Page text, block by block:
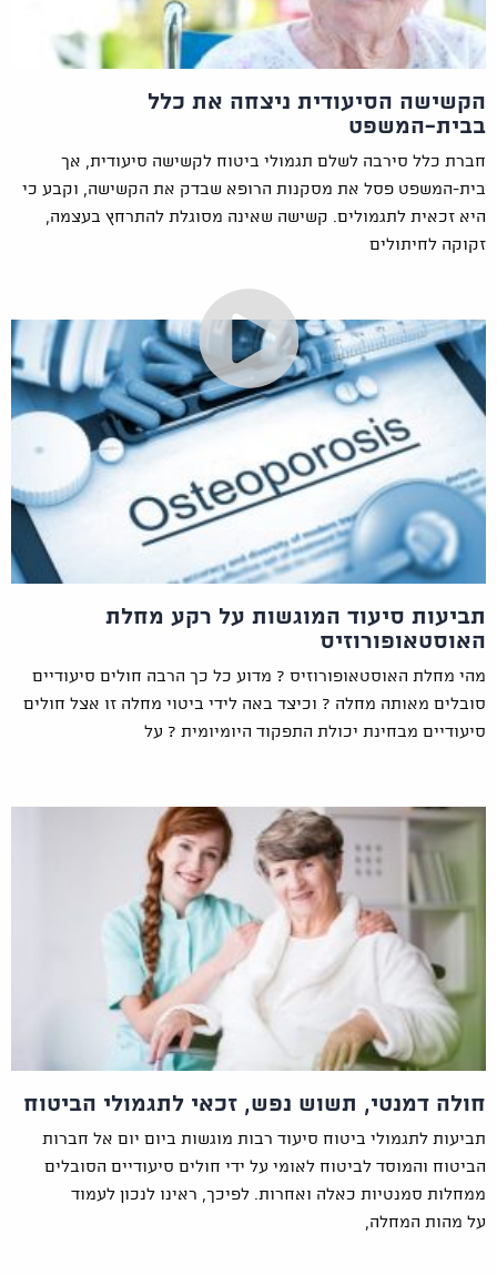
הקשישה הסיעודית ניצחה את כלל
בבית-המשפט
חברת כלל סירבה לשלם תגמולי ביטוח לקשישה סיעודית, אך
בית-המשפט פסל את מסקנות הרופא שבדק את הקשישה, וקבע כי
היא זכאית לתגמולים. קשישה שאינה מסוגלת להתרחץ בעצמה,
זקוקה לחיתולים
תביעות סיעוד המוגשות על רקע מחלת
האוסטאופורוזיס
מהי מחלת האוסטאופורוזיס ? מדוע כל כך הרבה חולים סיעודיים
סובלים מאותה מחלה ? וכיצד באה לידי ביטוי מחלה זו אצל חולים
סיעודיים מבחינת יכולת התפקוד היומיומית ? על
חולה דמנטי, תשוש נפש, זכאי לתגמולי הביטוח
תביעות לתגמולי ביטוח סיעוד רבות מוגשות ביום יום אל חברות
הביטוח והמוסד לביטוח לאומי על ידי חולים סיעודיים הסובלים
ממחלות סמנטיות כאלה ואחרות. לפיכך, ראינו לנכון לעמוד
על מהות המחלה,